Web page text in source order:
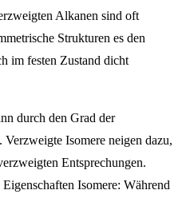
Alkanen sind oft
Strukturen es den
im festen Zustand dicht
durch den Grad der
Isomere neigen dazu,
Entsprechungen.
Isomere: Während